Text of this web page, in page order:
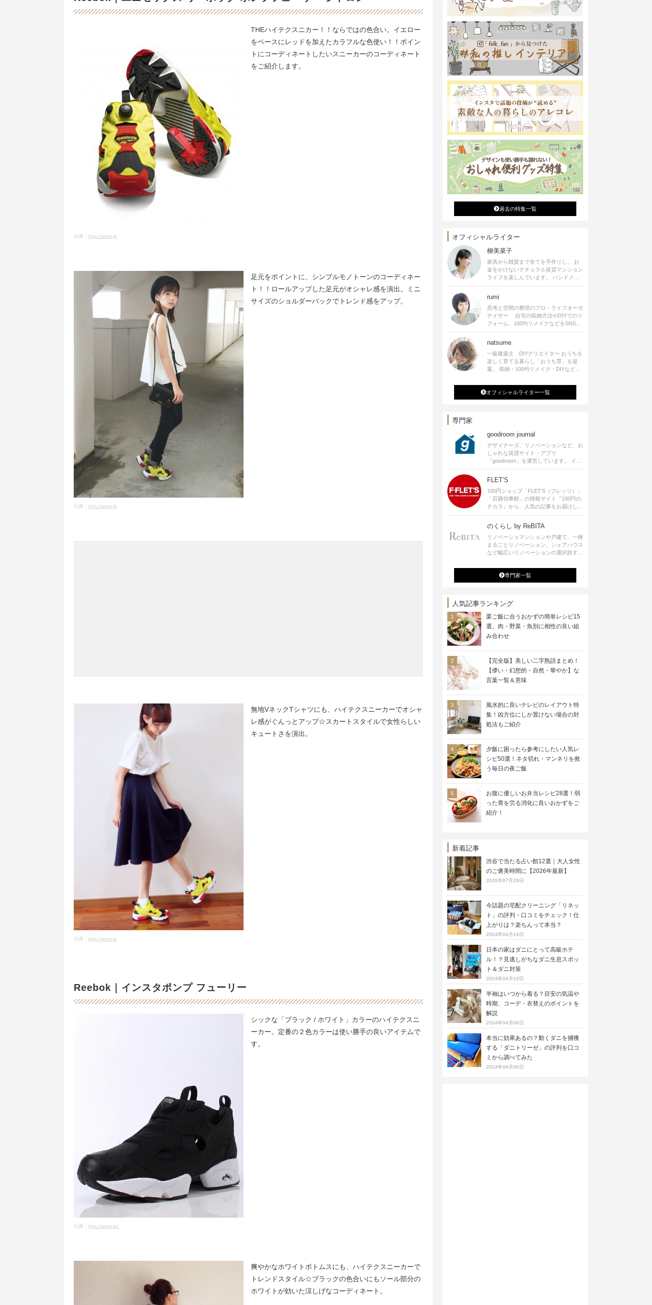
出典： http://wear.jp
THEハイテクスニカー！！ならではの色合い。イエロー
をベースにレッドを加えたカラフルな色使い！！ポイン
トにコーディネートしたいスニーカーのコーディネート
をご紹介します。
出典： http://wear.jp
足元をポイントに、シンプルモノトーンのコーディネー
ト！！ロールアップした足元がオシャレ感を演出。ミニ
サイズのショルダーバックでトレンド感をアップ。
出典： http://wear.jp
無地VネックTシャツにも、ハイテクスニーカーでオシャ
レ感がぐんっとアップ☆スカートスタイルで女性らしい
キュートさを演出。
Reebok｜インスタポンプ フューリー
出典： http://wear.jp/
シックな「ブラック / ホワイト」カラーのハイテクスニ
ーカー。定番の２色カラーは使い勝手の良いアイテムで
す。
爽やかなホワイトボトムスにも、ハイテクスニーカーで
トレンドスタイル☆ブラックの色合いにもソール部分の
ホワイトが効いた涼しげなコーディネート。
過去の特集一覧
オフィシャルライター
柳美菜子
家具から雑貨まで全てを手作りし、 お
金をかけないナチュラル賃貸マンション
ライフを楽しんでいます。 ハンドメイ
ド雑貨やインテリアに関する著書も出
ます。
rumi
思考と空間の整理のプロ・ライフオーガ
ナイザー 自宅の収納方法やDIYでのリ
フォーム、100均リメイクなどをSNSで
公開中。 収納やリメイク、インテリア
シピ提供、店舗プロデュース 2016年９
月に宝島社より【Rumiのおうち時間を
楽しむインテリア】を出版しました。
natsume
一級建築士 DIYクリエイター おうちを
楽しく育てる暮らし「おうち育」を提
案。 収納・100均リメイク・DIYなどお
発信中。 著書 なつめさんちの新しい
のになつかしいアンティークな部屋つく
り 雑誌掲載・TV出演・コラム執筆・
オフィシャルライター一覧
専門家
goodroom journal
デザイナーズ、リノベーションなど、お
しゃれな賃貸サイト・アプリ
「goodroom」を運営しています。 イン
テリアや、ひとり暮らし、ふたり暮らし
のアイディアなど、賃貸でも自分らしい
暮らしを楽しむためのヒントをお届けし
ます。
FLET’S
100円ショップ「FLET’S（フレッツ）」
「百圓領事館」の情報サイト『100円の
チカラ』から、人気の記事をお届けしま
す。
のくらし by ReBITA
リノベーショマンションや戸建て、一棟
まるごとリノベーション、シェアハウス
など幅広いリノベーションの選択肢すべ
ジ・シェアスペースなど、「住む」だけ
ではなく「働く」「遊ぶ」「学ぶ」「旅
する」といった領域でも、暮らしや生き
専門家一覧
人気記事ランキング
栗ご飯に合うおかずの簡単レシピ15
選。肉・野菜・魚別に相性の良い組
み合わせ
【完全版】美しい二字熟語まとめ！
【儚い・幻想的・自然・華やか】な
言葉一覧＆意味
風水的に良いテレビのレイアウト特
集！凶方位にしか置けない場合の対
処法もご紹介
夕飯に困ったら参考にしたい人気レ
シピ50選！ネタ切れ・マンネリを救
う毎日の夜ご飯
お腹に優しいお弁当レシピ28選！弱
った胃を労る消化に良いおかずをご
紹介！
新着記事
渋谷で当たる占い館12選｜大人女性
のご褒美時間に【2026年最新】
2026年07月29日
今話題の宅配クリーニング「リネッ
ト」の評判・口コミをチェック！仕
上がりは？楽ちんって本当？
2024年04月19日
日本の家はダニにとって高級ホテ
ル！？見逃しがちなダニ生息スポッ
ト＆ダニ対策
2024年04月10日
半袖はいつから着る？目安の気温や
時期、コーデ・衣替えのポイントを
解説
2024年04月08日
本当に効果あるの？動くダニを捕獲
する「ダニトリーゼ」の評判を口コ
ミから調べてみた
2024年04月06日